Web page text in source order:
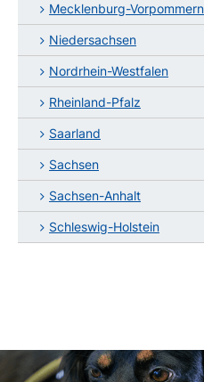
Mecklenburg-Vorpommern
Niedersachsen
Nordrhein-Westfalen
Rheinland-Pfalz
Saarland
Sachsen
Sachsen-Anhalt
Schleswig-Holstein